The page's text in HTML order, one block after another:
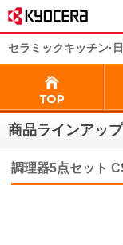
セラミックキッチン·
商品ラインアップ
調理器5点セット